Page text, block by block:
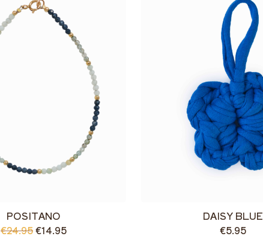
POSITANO
€24.95€14.95
DAISY BLUE
€5.95